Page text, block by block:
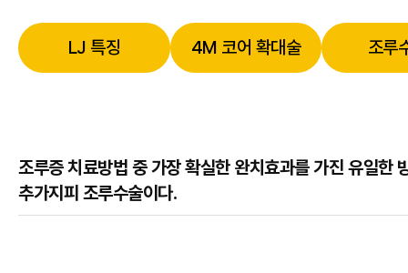
LJ 특징 4M 코어 확대술 조루
조루증 치료방법 중 가장 확실한 완치효과를 가진 유일한
추가지피 조루수술이다.